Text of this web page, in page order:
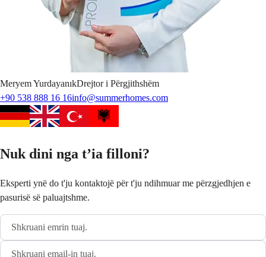
MeryemYurdayanıkDrejtor i Përgjithshëm
+90 538 888 16 16info@summerhomes.com
Nuk dini nga t’ia filloni?
Eksperti ynë do t'ju kontaktojë për t'ju ndihmuar me përzgjedhjen e
pasurisë së paluajtshme.